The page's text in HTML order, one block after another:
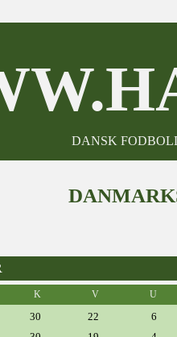
DANSK
K V U
30 22
6